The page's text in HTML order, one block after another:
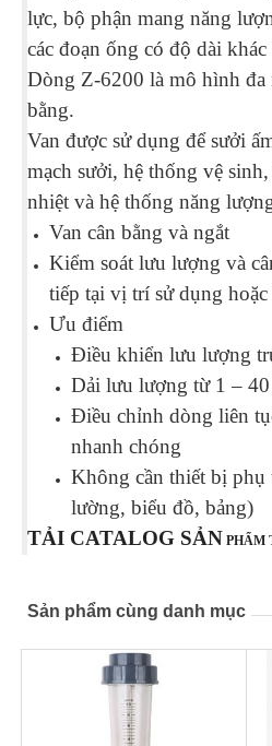
lực, bộ phận mang năng
các đoạn ống có độ dài khác
Dòng Z-6200 là mô hình đa
bằng.
Van được sử dụng để sưởi
mạch sưởi, hệ thống vệ
nhiệt và hệ thống năng
Van cân bằng và ngắt
Kiểm soát lưu lượng và
tiếp tại vị trí sử dụng
Ưu điểm
Điều khiển lưu lượng
Dải lưu lượng từ 1 –
Điều chỉnh dòng liên
nhanh chóng
Không cần thiết bị
lường, biểu đồ, bảng)
TẢI CATALOG SẢN PHẨM
Sản phẩm cùng danh mục